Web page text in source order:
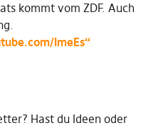
kommt vom ZDF. Auch
ImeEs“
Hast du Ideen oder